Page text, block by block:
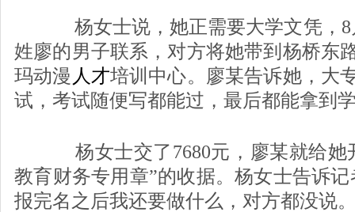
杨女士说，她正需要大学文凭，8
姓廖的男子联系，对方将她带到杨桥东
玛动漫 人才培训中心。廖某告诉她，大
试，考试随便写都能过，最后都能拿到
杨女士交了7680元，廖某就给她
教育财务专用章”的收据。杨女士告诉
报完名之后我还要做什么，对方都没说